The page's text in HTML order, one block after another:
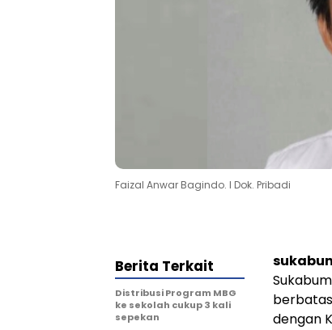
Faizal Anwar Bagindo. l Dok. Pribadi
dengan
Berita Terkait
Distribusi Program MBG
ke sekolah cukup 3 kali
sepekan